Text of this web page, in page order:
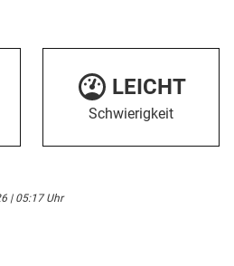
LEICHT
Schwierigkeit
| 05:17 Uhr